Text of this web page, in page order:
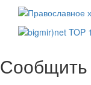
Сообщить